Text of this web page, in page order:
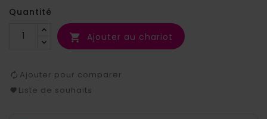
Quantité
 Ajouter au chariot
Ajouter pour comparer
Liste de souhaits